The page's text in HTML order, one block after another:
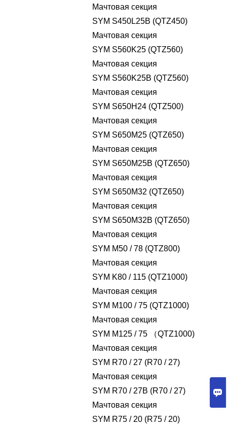

Мачтовая секция
SYM S450L25B (QTZ450)
Мачтовая секция
SYM S560K25 (QTZ560)
Мачтовая секция
SYM S560K25B (QTZ560)
Мачтовая секция
SYM S650H24 (QTZ500)
Мачтовая секция
SYM S650M25 (QTZ650)
Мачтовая секция
SYM S650M25B (QTZ650)
Мачтовая секция
SYM S650M32 (QTZ650)
Мачтовая секция
SYM S650M32B (QTZ650)
Мачтовая секция
SYM M50 / 78 (QTZ800)
Мачтовая секция
SYM K80 / 115 (QTZ1000)
Мачтовая секция
SYM M100 / 75 (QTZ1000)
Мачтовая секция
SYM M125 / 75 （QTZ1000)
Мачтовая секция
SYM R70 / 27 (R70 / 27)
Мачтовая секция
SYM R70 / 27B (R70 / 27)
Мачтовая секция
SYM R75 / 20 (R75 / 20)